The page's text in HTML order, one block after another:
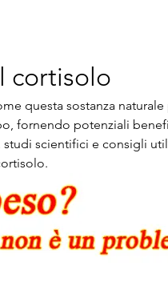
cortisolo
questa sostanza naturale
fornendo potenziali
scientifici e consigli